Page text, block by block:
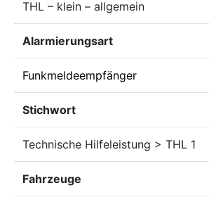
THL – klein – allgemein
Alarmierungsart
Funkmeldeempfänger
Stichwort
Technische Hilfeleistung > THL 1
Fahrzeuge